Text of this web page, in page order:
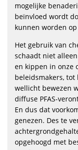
mogelijke
beïnvloed wordt
kunnen worden
Het gebruik van
schaadt niet
en kippen in onze
beleidsmakers, tot
wellicht bewezen
diffuse PFAS-
En dus dat
genezen. Des te
opgehoogd met